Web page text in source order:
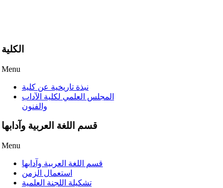
الكلية
Menu
نبذة تاريخية عن كلية
المجلس العلمي لكلية الآداب
والفنون
قسم اللغة العربية وآدابها
Menu
قسم اللغة العربية وآدابها
استعمال الزمن
تشكيلة اللجنة العلمية